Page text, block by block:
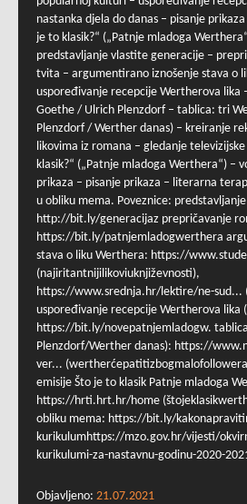
nastanka djela do danas – pisanje
je to klasik?“ („Patnje mladoga
predstavljanje vlastite generacije –
tvita – argumentirano iznošenje stava o
uspoređivanje recepcije Wertherova lika
Goethe / Ulrich Plenzdorf – tablica: tri
Plenzdorf / Werther danas) – kreiranje
likovima iz romana – gledanje
klasik?“ („Patnje mladoga Werthera“) –
prikaza – pisanje prikaza – literarna
u obliku mema. Poveznice:
http://bit.ly/generacijaz prepričavanje
https://bit.ly/patnjemladogwerthera
stava o liku Werthera: https://
(najiritantnijilikoviuknjiževnosti),
https://www.srednja.hr/lektire/ne-
uspoređivanje recepcije Wertherova lika
https://bit.ly/novepatnjemladogw.
Plenzdorf/Werther danas): https://
ver...
emisije Što je to klasik Patnje mladoga
https://hrti.hrt.hr/home
obliku mema: https://bit.ly/
kurikulumhttps://mzo.gov.hr/vijesti/
kurikulumi-za-nastavnu-godinu-2020-
Objavljeno: 21.07.2021